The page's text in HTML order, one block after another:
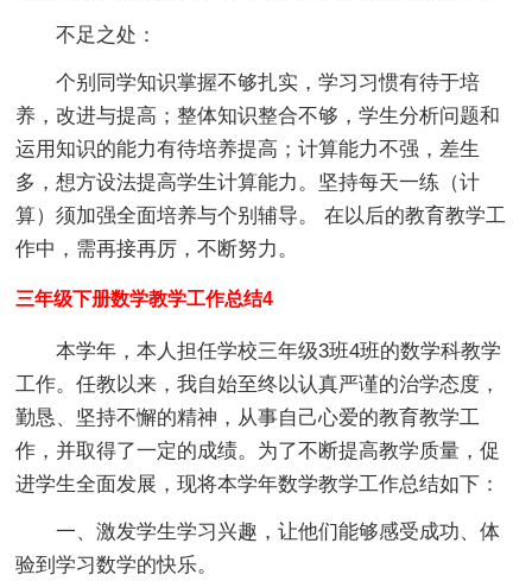
不足之处：
个别同学知识掌握不够扎实，学习习惯有待于培
养，改进与提高；整体知识整合不够，学生分析问题和
运用知识的能力有待培养提高；计算能力不强，差生
多，想方设法提高学生计算能力。坚持每天一练（计
算）须加强全面培养与个别辅导。 在以后的教育教学工
作中，需再接再厉，不断努力。
三年级下册数学教学工作总结4
本学年，本人担任学校三年级3班4班的数学科教学
工作。任教以来，我自始至终以认真严谨的治学态度，
勤恳、坚持不懈的精神，从事自己心爱的教育教学工
作，并取得了一定的成绩。为了不断提高教学质量，促
进学生全面发展，现将本学年数学教学工作总结如下：
一、激发学生学习兴趣，让他们能够感受成功、体
验到学习数学的快乐。